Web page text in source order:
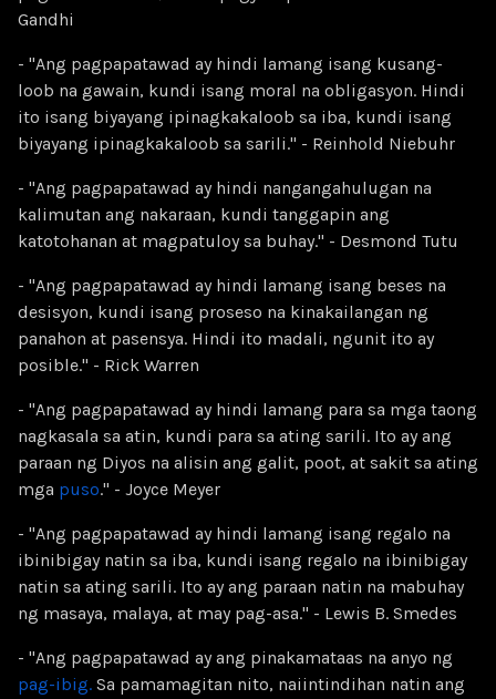
Gandhi
- "Ang pagpapatawad ay hindi lamang isang kusang-
loob na gawain, kundi isang moral na obligasyon. Hindi
ito isang biyayang ipinagkakaloob sa iba, kundi isang
biyayang ipinagkakaloob sa sarili." - Reinhold Niebuhr
- "Ang pagpapatawad ay hindi nangangahulugan na
kalimutan ang nakaraan, kundi tanggapin ang
katotohanan at magpatuloy sa buhay." - Desmond Tutu
- "Ang pagpapatawad ay hindi lamang isang beses na
desisyon, kundi isang proseso na kinakailangan ng
panahon at pasensya. Hindi ito madali, ngunit ito ay
posible." - Rick Warren
- "Ang pagpapatawad ay hindi lamang para sa mga taong
nagkasala sa atin, kundi para sa ating sarili. Ito ay ang
paraan ng Diyos na alisin ang galit, poot, at sakit sa ating
mga puso." - Joyce Meyer
- "Ang pagpapatawad ay hindi lamang isang regalo na
ibinibigay natin sa iba, kundi isang regalo na ibinibigay
natin sa ating sarili. Ito ay ang paraan natin na mabuhay
ng masaya, malaya, at may pag-asa." - Lewis B. Smedes
- "Ang pagpapatawad ay ang pinakamataas na anyo ng
pag-ibig. Sa pamamagitan nito, naiintindihan natin ang